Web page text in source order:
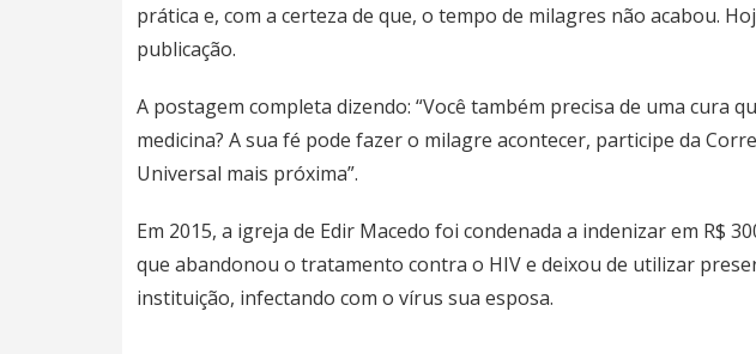
prática e, com a certeza de que, o tempo de milagres não acabou.
publicação.
A postagem completa dizendo: “Você também precisa de uma cura
medicina? A sua fé pode fazer o milagre acontecer, participe da
Universal mais próxima”.
Em 2015, a igreja de Edir Macedo foi condenada a indenizar em R$
que abandonou o tratamento contra o HIV e deixou de utilizar
instituição, infectando com o vírus sua esposa.